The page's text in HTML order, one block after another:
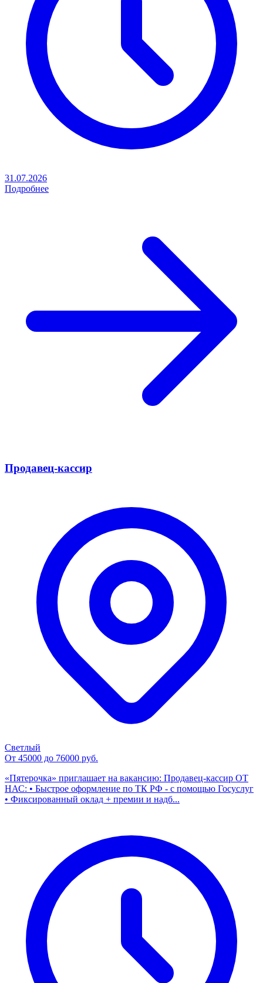
31.07.2026
Подробнее
Продавец-кассир
Светлый
От 45000 до 76000 руб.
«Пятерочка» приглашает на вакансию: Продавец-кассир ОТ
НАС: • Быстрое оформление по ТК РФ - с помощью Госуслуг
• Фиксированный оклад + премии и надб...